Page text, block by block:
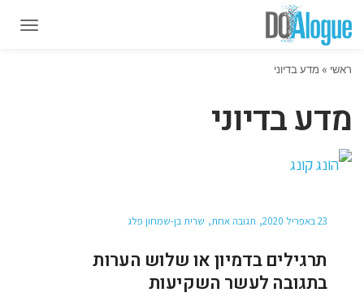
ראשי » מדע בדיוני
מדע בדיוני
23 באפריל 2020 תגובה אחת שרית בן-שמחון פלג
תרגילים בדמיון או שלוש הערות
בתגובה לעשר השקיעות